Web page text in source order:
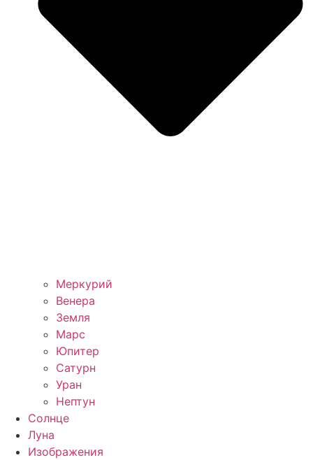
Меркурий
Венера
Земля
Марс
Юпитер
Сатурн
Уран
Нептун
Солнце
Луна
Изображения